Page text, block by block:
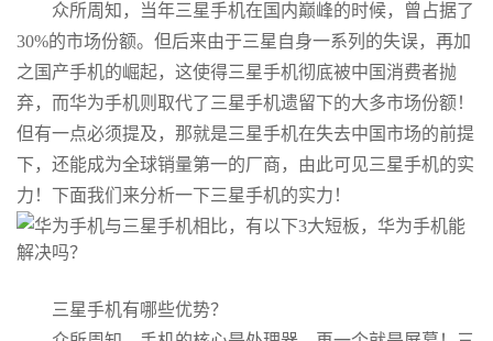
众所周知，当年三星手机在国内巅峰的时候，曾占据了
30%的市场份额。但后来由于三星自身一系列的失误，再加
之国产手机的崛起，这使得三星手机彻底被中国消费者抛
弃，而华为手机则取代了三星手机遗留下的大多市场份额！
但有一点必须提及，那就是三星手机在失去中国市场的前提
下，还能成为全球销量第一的厂商，由此可见三星手机的实
力！下面我们来分析一下三星手机的实力！
三星手机有哪些优势？